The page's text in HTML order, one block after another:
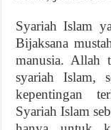
Syariah Islam
Bijaksana
manusia. Allah
syariah Islam,
kepentingan
Syariah Islam